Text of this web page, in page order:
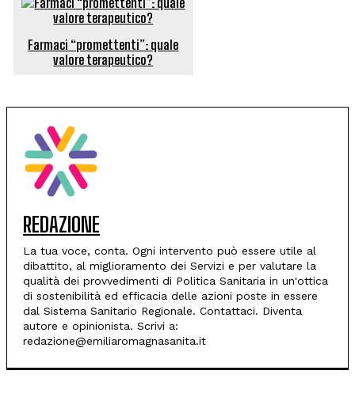
Farmaci “promettenti”: quale
valore terapeutico?
REDAZIONE
La tua voce, conta. Ogni intervento può essere utile al
dibattito, al miglioramento dei Servizi e per valutare la
qualità dei provvedimenti di Politica Sanitaria in un'ottica
di sostenibilità ed efficacia delle azioni poste in essere
dal Sistema Sanitario Regionale. Contattaci. Diventa
autore e opinionista. Scrivi a:
redazione@emiliaromagnasanita.it